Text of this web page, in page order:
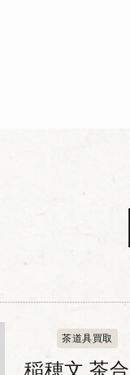
茶道具買取
稲穂文 茶合